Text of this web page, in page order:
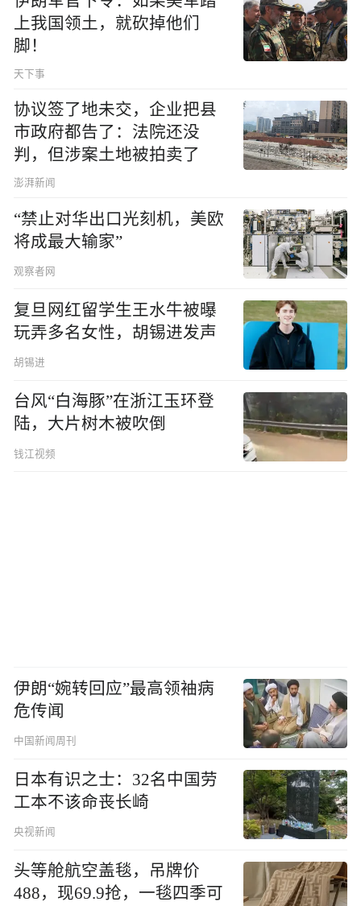
上我国领土，就砍掉他们
脚！
天下事
协议签了地未交，企业把县
市政府都告了：法院还没
判，但涉案土地被拍卖了
澎湃新闻
“禁止对华出口光刻机，美欧
将成最大输家”
观察者网
复旦网红留学生王水牛被曝
玩弄多名女性，胡锡进发声
胡锡进
台风“白海豚”在浙江玉环登
陆，大片树木被吹倒
钱江视频
伊朗“婉转回应”最高领袖病
危传闻
中国新闻周刊
日本有识之士：32名中国劳
工本不该命丧长崎
央视新闻
头等舱航空盖毯，吊牌价
488，现69.9抢，一毯四季可